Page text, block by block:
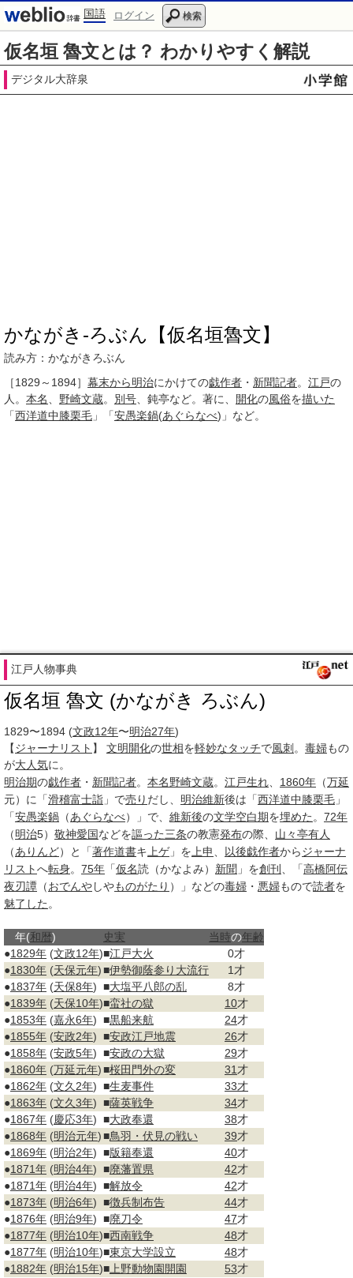
国語 ログイン 検索
仮名垣 魯文とは？ わかりやすく解説
デジタル大辞泉
かながき‐ろぶん【仮名垣魯文】
読み方：かながきろぶん
［1829～1894］ 幕末から明治にかけての戯作者 ・ 新聞記者。 江戸の
人。 本名 野崎文蔵。 別号 、鈍亭など。著に、 開化の風俗を描いた
「西洋道中膝栗毛 」「安愚楽鍋(あぐらなべ)」など。
江戸人物事典
仮名垣 魯文 (かながき ろぶん)
1829〜1894 (文政12年〜明治27年)
【ジャーナリスト 】 文明開化の世相を軽妙なタッチで風刺 。 毒婦もの
が大人気に。
明治期の戯作者 ・ 新聞記者。 本名野崎文蔵。 江戸生れ 1860年 （万延
元）に「滑稽富士詣 」で売り だし、 明治維新後は「西洋道中膝栗毛 」
「安愚楽鍋 （あぐらなべ）」で、 維新後の文学空白期を埋めた 。 72年
（明治5） 敬神愛国などを謳った三条の教憲発布の際、 山々亭有人
（ありんど）と「著作道書キ 上ゲ」を 上申 以後戯作者からジャーナ
リストへ転身。 75年 「仮名読（かなよみ） 新聞 」を創刊 、「高橋阿伝
夜刃譚 （おでんやしやものがたり ）」などの毒婦 ・ 悪婦もので読者を
魅了した 。
年(和暦) 史実 当時の年齢
●1829年 (文政12年)■江戸大火
0才
●1830年 (天保元年)■伊勢御蔭参り 大流行
1才
●1837年 (天保8年) ■大塩平八郎の乱
8才
●1839年 (天保10年)■蛮社の獄 10才
●1853年 (嘉永6年) ■黒船来航 24才
●1855年 (安政2年) ■安政江戸地震 26才
●1858年 (安政5年) ■安政の大獄 29才
●1860年 (万延元年)■桜田門外の変 31 才
●1862年 (文久2年) ■生麦事件
33才
●1863年 (文久3年) ■薩英戦争 34才
●1867年 (慶応3年) ■大政奉還 38才
●1868年 (明治元年)■鳥羽・伏見の戦い 39才
●1869年 (明治2年) ■版籍奉還 40才
●1871年 (明治4年) ■廃藩置県 42才
●1871年 (明治4年) ■解放令 42才
●1873年 (明治6年) ■徴兵制布告 44才
●1876年 (明治9年) ■廃刀令 47才
●1877年 (明治10年)■西南戦争 48才
●1877年 (明治10年)■東京大学設立 48才
●1882年 (明治15年)■ 上野動物園 開園 53才